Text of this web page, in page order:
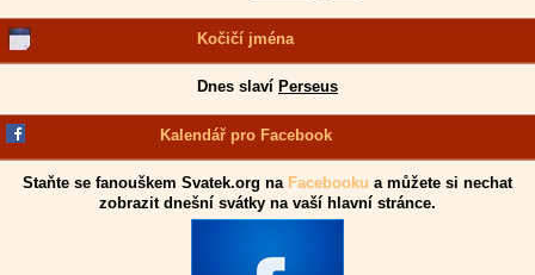
Kočičí jména
Dnes slaví Perseus
Kalendář pro Facebook
Staňte se fanouškem Svatek.org na Facebooku a můžete si nechat
zobrazit dnešní svátky na vaší hlavní stránce.